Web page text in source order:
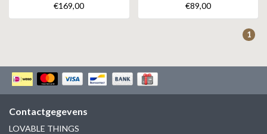
€169,00 €89,00
1
Contactgegevens
LOVABLE THINGS